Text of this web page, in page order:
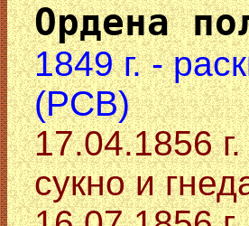
Ордена
1849 г. -
(РСВ)
17.04.1856
сукно и